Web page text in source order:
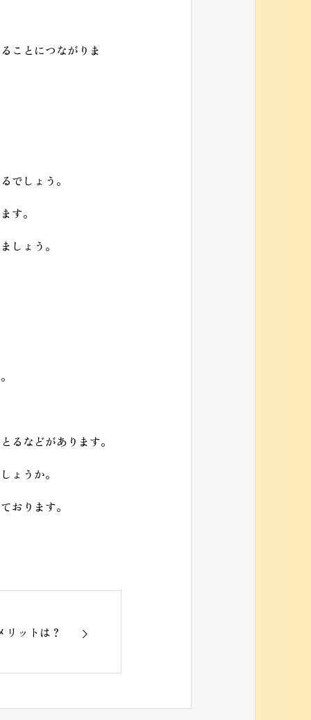
ことにつながりま
でしょう。
す。
しょう。
るなどがあります。
ょうか。
おります。
ットは？